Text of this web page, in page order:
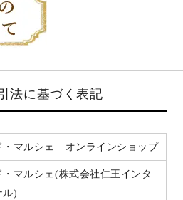
法に基づく表記
・マルシェ オンラインショップ
・マルシェ(株式会社仁王インタ
ル)